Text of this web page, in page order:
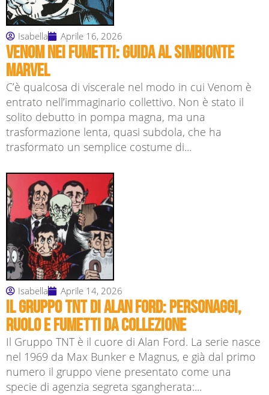
Isabella Aprile 16, 2026
Venom nei fumetti: guida al simbionte
Marvel
C’è qualcosa di viscerale nel modo in cui Venom è
entrato nell’immaginario collettivo. Non è stato il
solito debutto in pompa magna, ma una
trasformazione lenta, quasi subdola, che ha
trasformato un semplice costume di...
Isabella Aprile 14, 2026
Il Gruppo TNT di Alan Ford: personaggi,
ruolo e fumetti da collezione
Il Gruppo TNT è il cuore di Alan Ford. La serie nasce
nel 1969 da Max Bunker e Magnus, e già dal primo
numero il gruppo viene presentato come una
specie di agenzia segreta sgangherata:...